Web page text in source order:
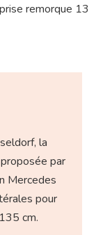
remorque 13
la
par
Mercedes
pour
cm.